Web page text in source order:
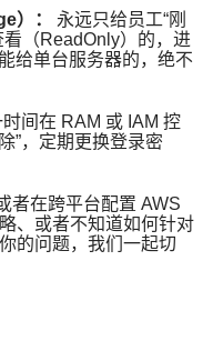
）：
永远只给员工“刚
（ReadOnly）的，进
给单台服务器的，绝不
间在 RAM 或 IAM 控
”，定期更换登录密
者在跨平台配置 AWS
、或者不知道如何针对
的问题，我们一起切